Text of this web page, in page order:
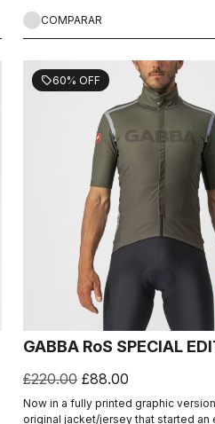
COMPARAR
sell60% OFF
GABBA RoS SPECIAL
£220.00 £88.00
Now in a fully printed graphic
original jacket/jersey that started an